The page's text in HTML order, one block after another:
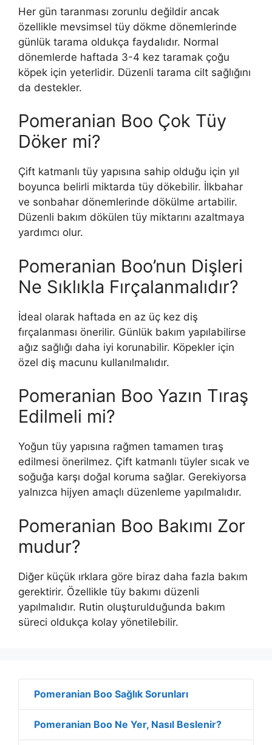
Her gün taranması zorunlu değildir ancak
özellikle mevsimsel tüy dökme dönemlerinde
günlük tarama oldukça faydalıdır. Normal
dönemlerde haftada 3-4 kez taramak çoğu
köpek için yeterlidir. Düzenli tarama cilt sağlığını
da destekler.
Pomeranian Boo Çok Tüy
Döker mi?
Çift katmanlı tüy yapısına sahip olduğu için yıl
boyunca belirli miktarda tüy dökebilir. İlkbahar
ve sonbahar dönemlerinde dökülme artabilir.
Düzenli bakım dökülen tüy miktarını azaltmaya
yardımcı olur.
Pomeranian Boo’nun Dişleri
Ne Sıklıkla Fırçalanmalıdır?
İdeal olarak haftada en az üç kez diş
fırçalanması önerilir. Günlük bakım yapılabilirse
ağız sağlığı daha iyi korunabilir. Köpekler için
özel diş macunu kullanılmalıdır.
Pomeranian Boo Yazın Tıraş
Edilmeli mi?
Yoğun tüy yapısına rağmen tamamen tıraş
edilmesi önerilmez. Çift katmanlı tüyler sıcak ve
soğuğa karşı doğal koruma sağlar. Gerekiyorsa
yalnızca hijyen amaçlı düzenleme yapılmalıdır.
Pomeranian Boo Bakımı Zor
mudur?
Diğer küçük ırklara göre biraz daha fazla bakım
gerektirir. Özellikle tüy bakımı düzenli
yapılmalıdır. Rutin oluşturulduğunda bakım
süreci oldukça kolay yönetilebilir.
Pomeranian Boo Sağlık Sorunları
Pomeranian Boo Ne Yer, Nasıl Beslenir?